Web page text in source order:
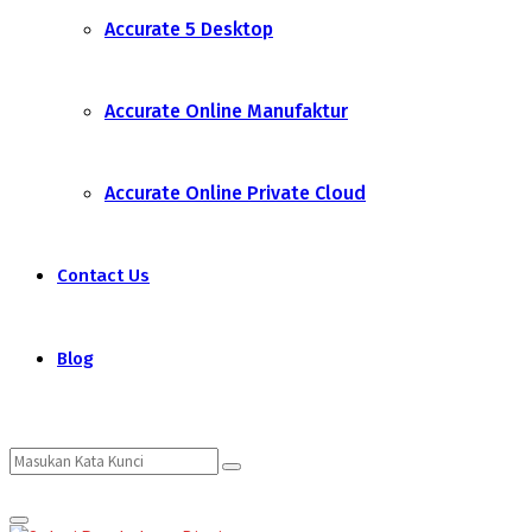
Accurate 5 Desktop
Accurate Online Manufaktur
Accurate Online Private Cloud
Contact Us
Blog
Search
Search